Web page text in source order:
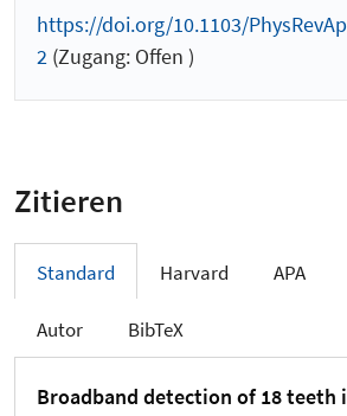
https://doi.org/10.1103/
2 (Zugang: Offen )
Zitieren
Standard Harvard APA
Autor BibTeX
Broadband detection of 18 teeth